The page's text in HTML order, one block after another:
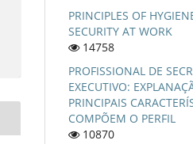
PRINCIPLES OF
SECURITY AT WORK
14758
PROFISSIONAL DE
EXECUTIVO:
PRINCIPAIS
COMPÕEM O PERFIL
10870